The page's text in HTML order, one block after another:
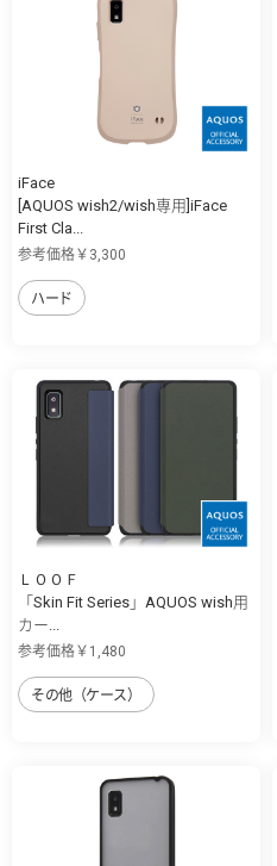
iFace
[AQUOS wish2/wish専用]iFace
First Cla...
参考価格￥3,300
ハード
ＬＯＯＦ
「Skin Fit Series」AQUOS wish用
カー...
参考価格￥1,480
その他（ケース）